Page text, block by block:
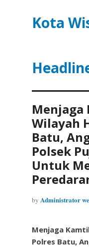
Kota
Menjaga
Wilayah
Batu,
Polsek
Untuk
by Administrator
Menjaga
Polres Batu,